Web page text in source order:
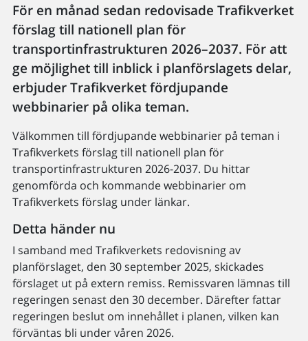
För en månad sedan redovisade Trafikverket
förslag till nationell plan för
transportinfrastrukturen 2026–2037. För att
ge möjlighet till inblick i planförslagets delar,
erbjuder Trafikverket fördjupande
webbinarier på olika teman.
Välkommen till fördjupande webbinarier på teman i
Trafikverkets förslag till nationell plan för
transportinfrastrukturen 2026-2037. Du hittar
genomförda och kommande webbinarier om
Trafikverkets förslag under länkar.
Detta händer nu
I samband med Trafikverkets redovisning av
planförslaget, den 30 september 2025, skickades
förslaget ut på extern remiss. Remissvaren lämnas till
regeringen senast den 30 december. Därefter fattar
regeringen beslut om innehållet i planen, vilken kan
förväntas bli under våren 2026.